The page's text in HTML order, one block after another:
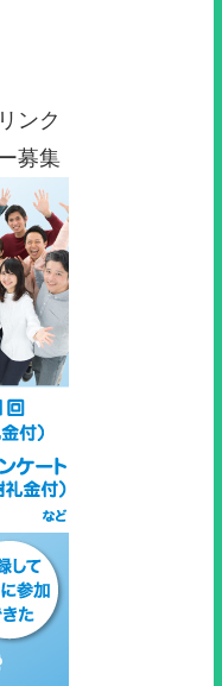
ンク
募集